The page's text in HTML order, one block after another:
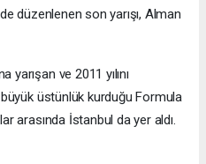
düzenlenen son yarışı, Alman
yarışan ve 2011 yılını
üstünlük kurduğu Formula
arasında İstanbul da yer aldı.